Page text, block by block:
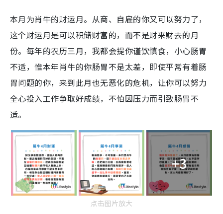
本月为肖牛的财运月。从商、自雇的你又可以努力了，
这个财运月是可以积储财富的，而不是财来财去的月
份。每年的农历三月，我都会提你谨饮慎食，小心肠胃
不适，惟本年肖牛的你肠胃不是太差，即使平常有着肠
胃问题的你，来到此月也无恶化的危机，让你可以努力
全心投入工作争取好成绩，不怕因压力而引致肠胃不
适。
+3
点击图片放大